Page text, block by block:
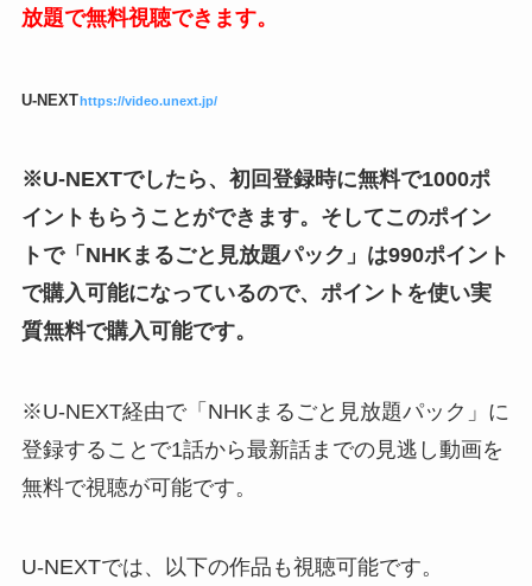
放題で無料視聴できます。
U-NEXThttps://video.unext.jp/
※U-NEXTでしたら、初回登録時に無料で1000ポ
イントもらうことができます。そしてこのポイン
トで「NHKまるごと見放題パック」は990ポイント
で購入可能になっているので、ポイントを使い実
質無料で購入可能です。
※U-NEXT経由で「NHKまるごと見放題パック」に
登録することで1話から最新話までの見逃し動画を
無料で視聴が可能です。
U-NEXTでは、以下の作品も視聴可能です。